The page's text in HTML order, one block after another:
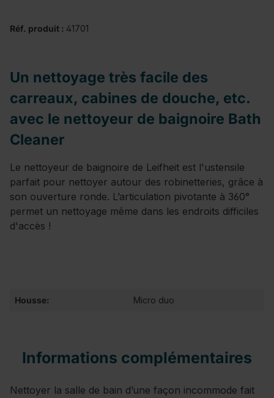
Réf. produit : 41701
Un nettoyage très facile des
carreaux, cabines de douche, etc.
avec le nettoyeur de baignoire Bath
Cleaner
Le nettoyeur de baignoire de Leifheit est l'ustensile
parfait pour nettoyer autour des robinetteries, grâce à
son ouverture ronde. L’articulation pivotante à 360°
permet un nettoyage même dans les endroits difficiles
d'accès !
Housse: Micro duo
Informations complémentaires
Nettoyer la salle de bain d’une façon incommode fait